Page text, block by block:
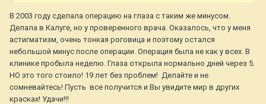
операции были с кучей ограничений, да и не было денег,
потому носила линзы и тихо вздыхала в сторону операций.
Когда после 40 лет встала на ноги, так назовем, то уже
везде читала/слышала, что поздно делать операцию, и
успокоилась - время не отмотать назад...
Но тут встретила буквально несколько приятельниц-
В 2003 году сделала операцию на глаза с таким же минусом.
Делала в Калуге, но у проверенного врача. Оказалось, что у меня
астигматизм, очень тонкая роговица и поэтому остался
небольшой минус после операции. Операция была не как у всех. В
клинике пробыла неделю. Глаза открыла нормально дней через 5.
НО это того стоило! 19 лет без проблем! Делайте и не
сомневайтесь! Пусть все получится и Вы увидите мир в других
красках! Удачи!!!